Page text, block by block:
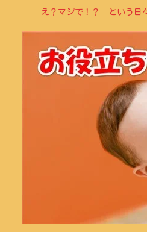
え？マジで！？ という日